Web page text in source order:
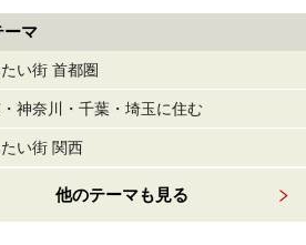
ーマ
い街 首都圏
神奈川・千葉・埼玉に住む
い街 関西
他のテーマも見る